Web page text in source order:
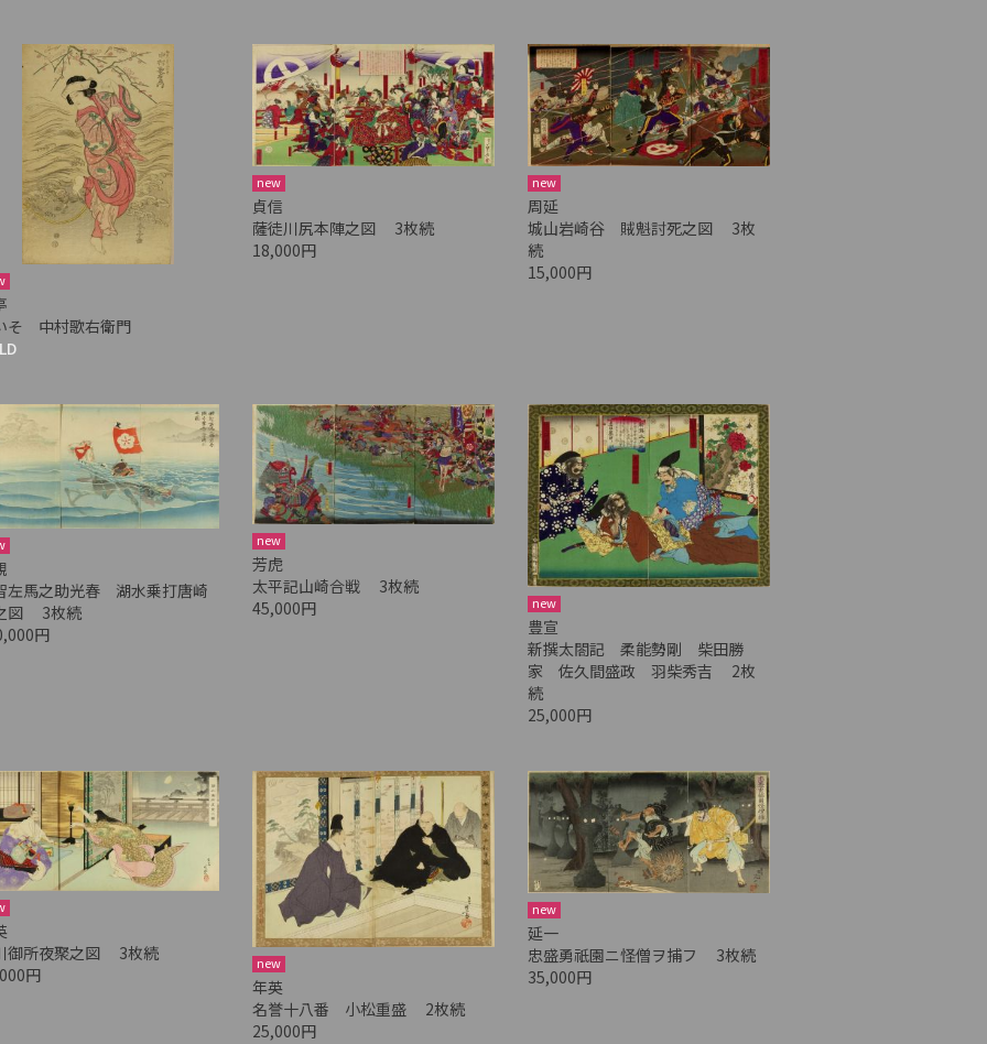
そ 中村歌右衛門
new
貞信
薩徒川尻本陣之図 3枚続
18,000円
new
周延
城山岩崎谷 賊魁討死之図 3枚
続
15,000円
左馬之助光春 湖水乗打唐崎
図 3枚続
円
new
芳虎
太平記山崎合戦 3枚続
45,000円
new
豊宣
新撰太閤記 柔能勢剛 柴田勝
家 佐久間盛政 羽柴秀吉 2枚
続
25,000円
御所夜聚之図 3枚続
円
new
年英
名誉十八番 小松重盛 2枚続
25,000円
new
延一
忠盛勇祇園ニ怪僧ヲ捕フ 3枚続
35,000円